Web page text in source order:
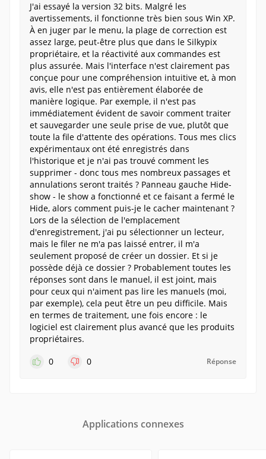
J'ai essayé la version 32 bits. Malgré les
avertissements, il fonctionne très bien sous Win XP.
À en juger par le menu, la plage de correction est
assez large, peut-être plus que dans le Silkypix
propriétaire, et la réactivité aux commandes est
plus assurée. Mais l'interface n'est clairement pas
conçue pour une compréhension intuitive et, à mon
avis, elle n'est pas entièrement élaborée de
manière logique. Par exemple, il n'est pas
immédiatement évident de savoir comment traiter
et sauvegarder une seule prise de vue, plutôt que
toute la file d'attente des opérations. Tous mes clics
expérimentaux ont été enregistrés dans
l'historique et je n'ai pas trouvé comment les
supprimer - donc tous mes nombreux passages et
annulations seront traités ? Panneau gauche Hide-
show - le show a fonctionné et ce faisant a fermé le
Hide, alors comment puis-je le cacher maintenant ?
Lors de la sélection de l'emplacement
d'enregistrement, j'ai pu sélectionner un lecteur,
mais le filer ne m'a pas laissé entrer, il m'a
seulement proposé de créer un dossier. Et si je
possède déjà ce dossier ? Probablement toutes les
réponses sont dans le manuel, il est joint, mais
pour ceux qui n'aiment pas lire les manuels (moi,
par exemple), cela peut être un peu difficile. Mais
en termes de traitement, une fois encore : le
logiciel est clairement plus avancé que les produits
propriétaires.
0
0 Réponse
Applications connexes